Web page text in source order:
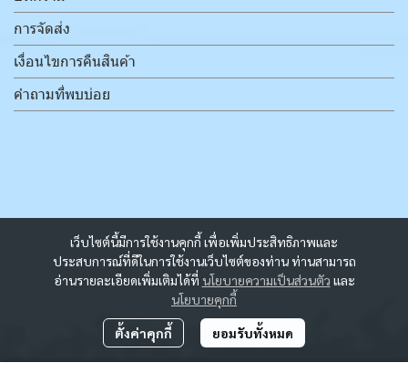
เว็บไซต์นี้มีการใช้งานคุกกี้ เพื่อเพิ่มประสิทธิภาพและ
ประสบการณ์ที่ดีในการใช้งานเว็บไซต์ของท่าน ท่านสามารถ
อ่านรายละเอียดเพิ่มเติมได้ที่ นโยบายความเป็นส่วนตัว และ
นโยบายคุกกี้
ตั้งค่าคุกกี้ ยอมรับทั้งหมด
การจัดส่ง
เงื่อนไขการคืนสินค้า
คำถามที่พบบ่อย